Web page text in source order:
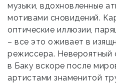
музыки, вдохновленные
мотивами сновидений.
оптические иллюзии,
– все это оживает в
режиссера. Невероятный
в Баку вскоре после
артистами знаменитой